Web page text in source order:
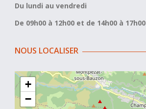
Du lundi au vendredi
De 09h00 à 12h00 et de 14h00 à 17h00
NOUS LOCALISER
+
−